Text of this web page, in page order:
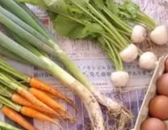
名古屋
ナナちゃん人形